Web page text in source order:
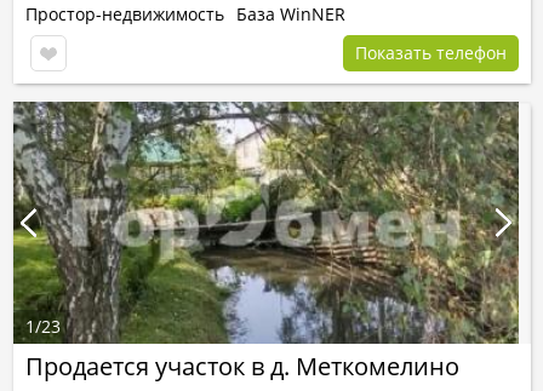
Простор-недвижимость База WinNER
Показать телефон
Продается участок в д. Меткомелино
1/23